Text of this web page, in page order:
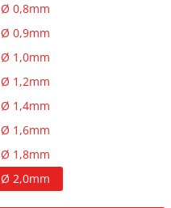
Ø 0,8mm
Ø 0,9mm
Ø 1,0mm
Ø 1,2mm
Ø 1,4mm
Ø 1,6mm
Ø 1,8mm
Ø 2,0mm